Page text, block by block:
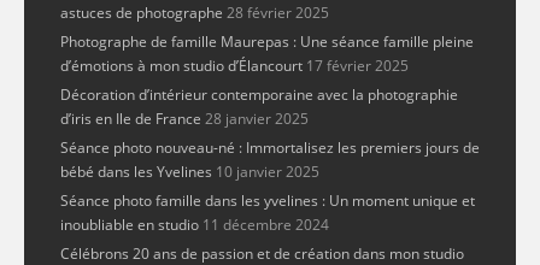
astuces de photographe 28 février 2025
Photographe de famille Maurepas : Une séance famille pleine
d’émotions à mon studio d’Élancourt 17 février 2025
Décoration d’intérieur contemporaine avec la photographie
d’iris en Ile de France 28 janvier 2025
Séance photo nouveau-né : Immortalisez les premiers jours de
bébé dans les Yvelines 10 janvier 2025
Séance photo famille dans les yvelines : Un moment unique et
inoubliable en studio 11 décembre 2024
Célébrons 20 ans de passion et de création dans mon studio